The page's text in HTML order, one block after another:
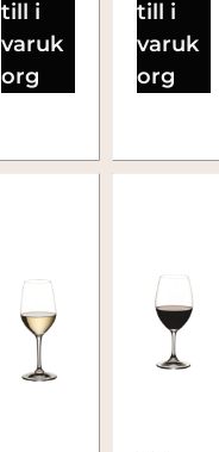
till i
varuk
org
till i
varuk
org